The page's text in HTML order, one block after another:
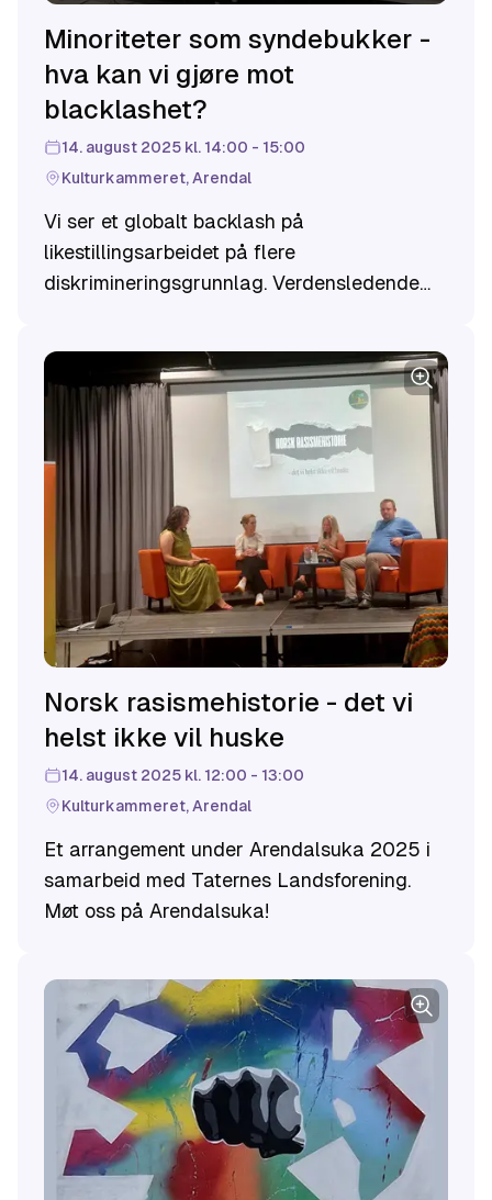
Minoriteter som syndebukker -
hva kan vi gjøre mot
blacklashet?
14. august 2025 kl. 14:00 - 15:00
Kulturkammeret, Arendal
Vi ser et globalt backlash på
likestillingsarbeidet på flere
diskrimineringsgrunnlag. Verdensledende
syndebukker for økonomisk nedgang og
samfunnsproblem. Også i Norge ser vi
negative tendenser, blant annet at negative
ytringer mot minoriteter på nett øker.
Norsk rasismehistorie - det vi
helst ikke vil huske
14. august 2025 kl. 12:00 - 13:00
Kulturkammeret, Arendal
Et arrangement under Arendalsuka 2025 i
samarbeid med Taternes Landsforening.
Møt oss på Arendalsuka!